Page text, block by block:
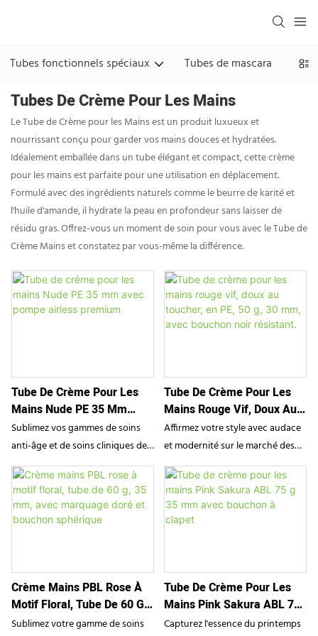
Tubes fonctionnels spéciaux Tubes de mascara
Tubes De Crème Pour Les Mains
Le Tube de Crème pour les Mains est un produit luxueux et
nourrissant conçu pour garder vos mains douces et hydratées.
Idéalement emballée dans un tube élégant et compact, cette crème
pour les mains est parfaite pour une utilisation en déplacement.
Formulé avec des ingrédients naturels comme le beurre de karité et
l'huile d'amande, il hydrate la peau en profondeur sans laisser de
résidu gras. Offrez-vous un moment de soin pour vous avec le Tube de
Crème Mains et constatez par vous-même la différence.
Tube De Crème Pour Les
Mains Nude PE 35 Mm
Avec Pompe Airless
Premium
Sublimez vos gammes de soins
anti-âge et de soins cliniques des
mains haut de gamme grâce à ce
tube pompe airless PE
personnalisé de 35 mm, d'une
sophistication extrême.
la crème pour les mains
« Collagène » présentée, cet
emballage remplace les flacons
souples traditionnels par un
Tube De Crème Pour Les
Mains Rouge Vif, Doux Au
Toucher, En PE, 50 G, 30
Mm, Avec Bouchon Noir
Affirmez votre style avec audace
et modernité sur le marché des
soins personnels grâce à ce
superbe tube de crème pour les
mains de 50 g en polyéthylène
personnalisé. Conçu pour les
relaxantes pour les mains et les
gammes de soins unisexes, cet
emballage allie une esthétique
dynamique à une expérience
Crème Mains PBL Rose À
Motif Floral, Tube De 60 G,
35 Mm, Avec Marquage
Sublimez votre gamme de soins
Tube De Crème Pour Les
Mains Pink Sakura ABL 75
G 35 Mm Avec Bouchon À
Capturez l'essence du printemps